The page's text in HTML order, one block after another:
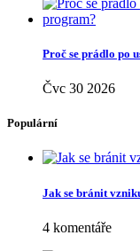
Proč se prádlo po
Čvc 30 2026
Populární
Jak se bránit
4 komentáře